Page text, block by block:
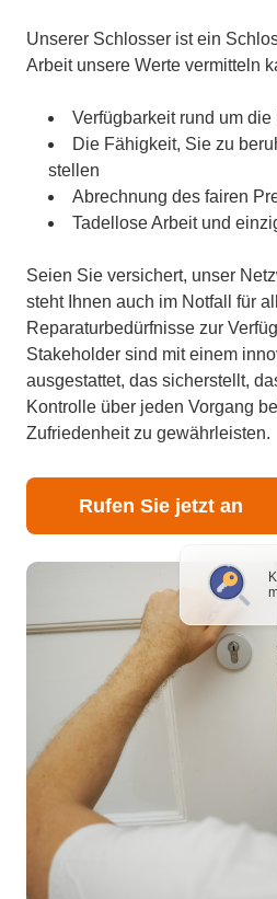
Unserer Schlosser ist ein
Arbeit unsere Werte vermitteln
Verfügbarkeit rund um die
Die Fähigkeit, Sie zu
stellen
Abrechnung des fairen
Tadellose Arbeit und
Seien Sie versichert, unser
steht Ihnen auch im Notfall für
Reparaturbedürfnisse zur
Stakeholder sind mit einem
ausgestattet, das sicherstellt,
Kontrolle über jeden Vorgang
Zufriedenheit zu gewährleisten.
Rufen Sie jetzt an